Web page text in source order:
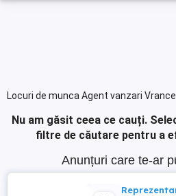
Locuri de munca Agent vanzari
Nu am găsit ceea ce cauți.
filtre de căutare pentru a
Anunțuri care te-ar